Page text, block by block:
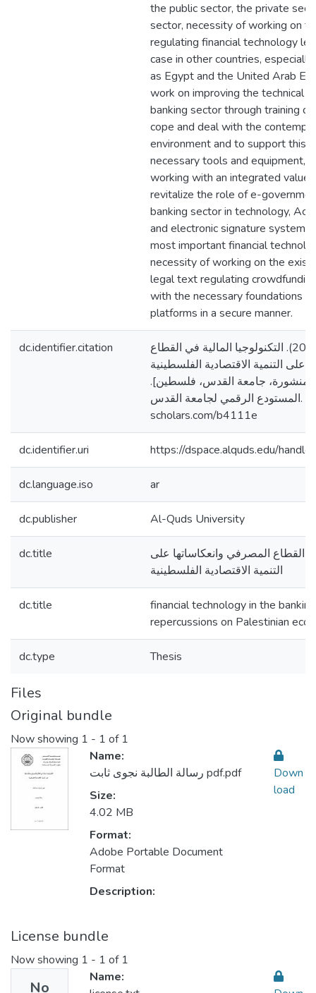
the public sector, the private
sector, necessity of working on
regulating financial technology
case in other countries,
as Egypt and the United Arab
work on improving the technical
banking sector through training
cope and deal with the
environment and to support this
necessary tools and equipment,
working with an integrated value
revitalize the role of e-
banking sector in technology,
and electronic signature system,
most important financial
necessity of working on the
legal text regulating
with the necessary foundations
platforms in a secure manner.
dc.identifier.citation
ثابت، نجوى شريف. (2022). التكنولوجيا المالية في القطاع
على التنمية الاقتصادية الفلسطينية
منشورة، جامعة القدس، فلسطين].
المستودع الرقمي لجامعة القدس. https://arab-
scholars.com/b4111e
dc.identifier.uri https://dspace.alquds.edu/
dc.language.iso ar
dc.publisher Al-Quds University
dc.title
في القطاع المصرفي وانعكاساتها على
التنمية الاقتصادية الفلسطينية
dc.title
financial technology in the
repercussions on Palestinian
dc.type Thesis
Files
Original bundle
Now showing 1 - 1 of 1
Name:
رسالة الطالبة نجوى ثابت pdf.pdf
Size:
4.02 MB
Format:
Adobe Portable Document
Format
Description:
Down
load
License bundle
Now showing 1 - 1 of 1
No
Name: